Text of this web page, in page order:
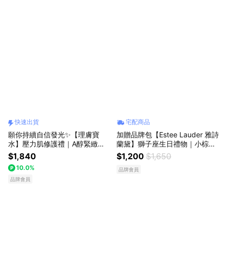
快速出貨
願你持續自信發光✨【理膚寶
水】壓力肌修護禮｜A醇緊緻抗
痕精華 30ml｜情人獻禮｜閨蜜
禮物｜送女生｜快速出貨
$1,840
10.0%
品牌會員
宅配商品
加贈品牌包【Estee Lauder 雅詩
蘭黛】獅子座生日禮物｜小棕瓶
15ml+粉持久粉底(1W1)5ml
$1,200 $1,650
品牌會員